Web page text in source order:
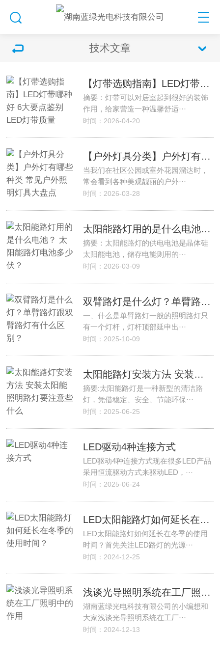
技术文章
【灯带选购指南】LED灯带哪种好 6大要点鉴别LED灯带质量
摘要：灯带可以对居室起到很好的装饰
作用，给家营造一种温馨舒适···
时间：2026-04-20
【户外灯具分类】户外灯有哪些种类 常见户外照明灯具大盘点
当我们在社区公园或室外花园溜达时，
常会看到各种美观靓丽的户外···
时间：2026-03-28
太阳能路灯用的是什么电池？ 太阳能路灯电池多少伏？
摘要：太阳能路灯的供电电池是晶体硅
太阳能电池，储存电能则用的···
时间：2026-03-09
双臂路灯是什么灯？单臂路灯跟双臂路灯有什么区别？
一、什么是单臂路灯一般的照明路灯只
有一个灯杆，灯杆顶部延申出···
时间：2025-10-09
太阳能路灯安装方法 安装太阳能照明路灯要注意些什么
摘要:太阳能路灯是一种新型的清洁路
灯，凭借稳定、安全、节能环保···
时间：2025-06-25
LED驱动4种连接方式
LED驱动4种连接方式现在很多LED产品
采用恒流驱动方式来驱动LED，···
时间：2025-06-24
LED太阳能路灯如何延长在冬季的使用时间？
LED太阳能路灯如何延长在冬季的使用
时间？首先关注LED路灯的光源···
时间：2024-12-25
浅谈光导照明系统在工厂照明中的作用
湖南蓝绿光电科技有限公司的小编想和
大家浅谈光导照明系统在工厂···
时间：2024-12-13